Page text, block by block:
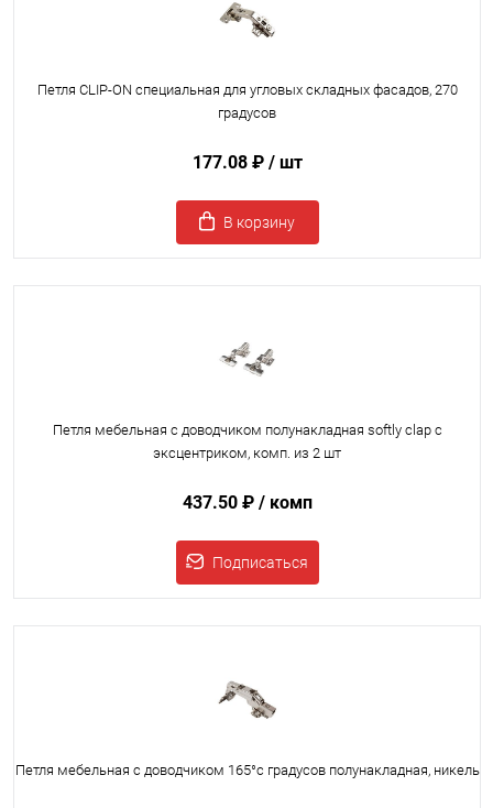
Петля CLIP-ON специальная для угловых складных фасадов, 270
градусов
177.08 ₽ / шт
В корзину
Петля мебельная с доводчиком полунакладная softly clap с
эксцентриком, комп. из 2 шт
437.50 ₽ / комп
Подписаться
Петля мебельная с доводчиком 165°с градусов полунакладная, никель